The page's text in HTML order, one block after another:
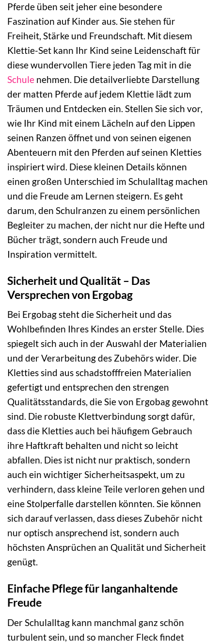
Pferde üben seit jeher eine besondere
Faszination auf Kinder aus. Sie stehen für
Freiheit, Stärke und Freundschaft. Mit diesem
Klettie-Set kann Ihr Kind seine Leidenschaft für
diese wundervollen Tiere jeden Tag mit in die
Schule nehmen. Die detailverliebte Darstellung
der matten Pferde auf jedem Klettie lädt zum
Träumen und Entdecken ein. Stellen Sie sich vor,
wie Ihr Kind mit einem Lächeln auf den Lippen
seinen Ranzen öffnet und von seinen eigenen
Abenteuern mit den Pferden auf seinen Kletties
inspiriert wird. Diese kleinen Details können
einen großen Unterschied im Schulalltag machen
und die Freude am Lernen steigern. Es geht
darum, den Schulranzen zu einem persönlichen
Begleiter zu machen, der nicht nur die Hefte und
Bücher trägt, sondern auch Freude und
Inspiration vermittelt.
Sicherheit und Qualität – Das
Versprechen von Ergobag
Bei Ergobag steht die Sicherheit und das
Wohlbefinden Ihres Kindes an erster Stelle. Dies
spiegelt sich auch in der Auswahl der Materialien
und der Verarbeitung des Zubehörs wider. Die
Kletties sind aus schadstofffreien Materialien
gefertigt und entsprechen den strengen
Qualitätsstandards, die Sie von Ergobag gewohnt
sind. Die robuste Klettverbindung sorgt dafür,
dass die Kletties auch bei häufigem Gebrauch
ihre Haftkraft behalten und nicht so leicht
abfallen. Dies ist nicht nur praktisch, sondern
auch ein wichtiger Sicherheitsaspekt, um zu
verhindern, dass kleine Teile verloren gehen und
eine Stolperfalle darstellen könnten. Sie können
sich darauf verlassen, dass dieses Zubehör nicht
nur optisch ansprechend ist, sondern auch
höchsten Ansprüchen an Qualität und Sicherheit
genügt.
Einfache Pflege für langanhaltende
Freude
Der Schulalltag kann manchmal ganz schön
turbulent sein, und so mancher Fleck findet